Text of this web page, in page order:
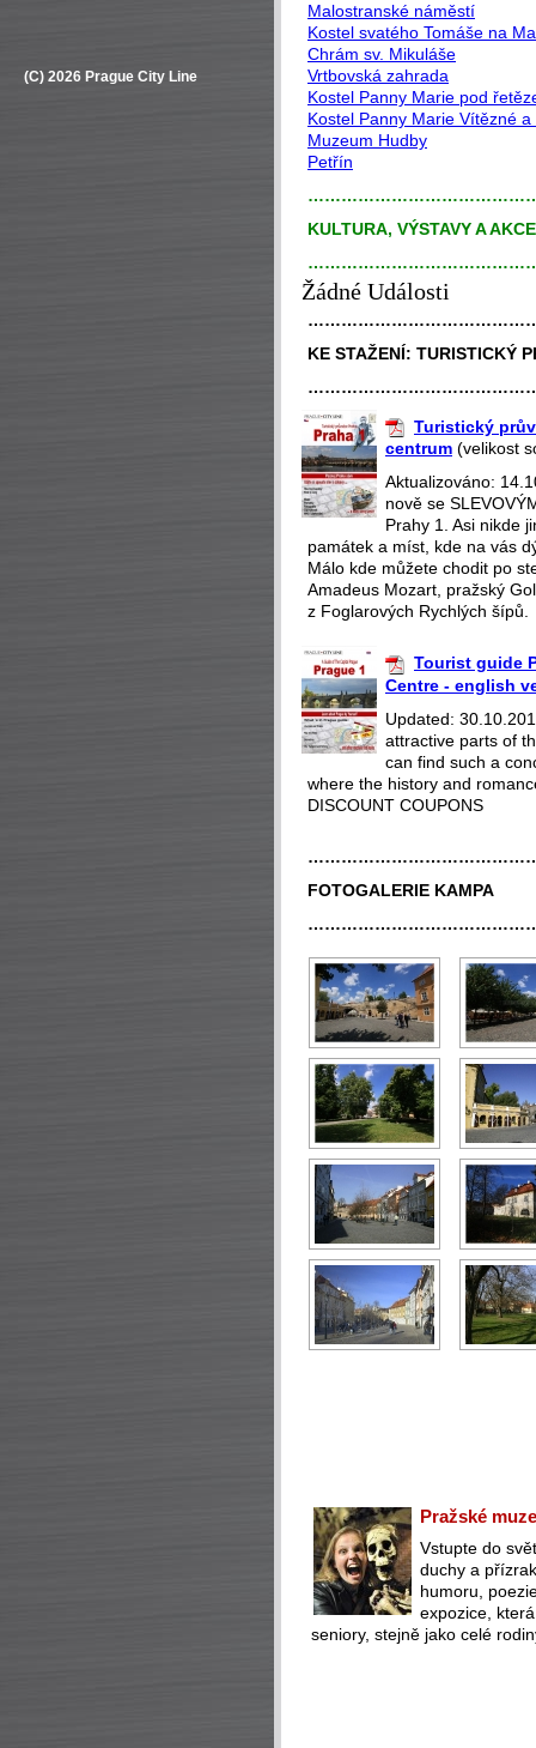
(C) 2026 Prague City Line
Malostranské náměstí
Kostel svatého Tomáše na
Chrám sv. Mikuláše
Vrtbovská zahrada
Kostel Panny Marie pod
Kostel Panny Marie Vítězné
Muzeum Hudby
Petřín
KULTURA, VÝSTAVY A
Žádné Události
KE STAŽENÍ: TURISTICKÝ
Turistický
centrum (velikost
Aktualizováno:
nově se
Prahy 1. Asi nikde
památek a míst, kde na vás
Málo kde můžete chodit po
Amadeus Mozart, pražský
z Foglarových Rychlých šípů.
Tourist guide
Centre - english
Updated:
attractive parts of
can find such a
where the history and
DISCOUNT COUPONS
FOTOGALERIE KAMPA
Pražské
Vstupte do
duchy a
humoru,
expozice,
seniory, stejně jako celé